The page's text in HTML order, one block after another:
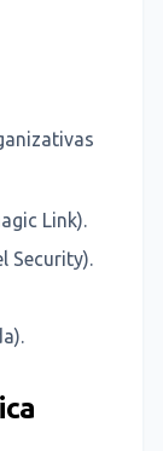
Link).
Security).